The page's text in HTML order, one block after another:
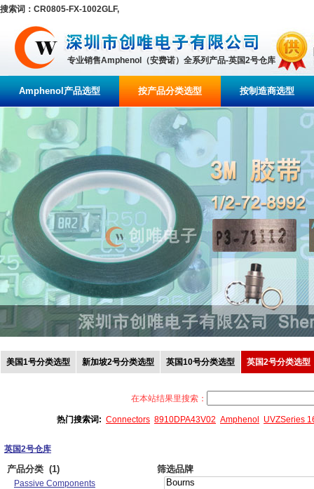
搜索词：CR0805-FX-1002GLF,
专业销售Amphenol（安费诺）全系列产品-英国2号仓库
Amphenol产品选型 按产品分类选型 按制造商选型
美国1号分类选型 新加坡2号分类选型 英国10号分类选型 英国2号分类选型
在本站结果里搜索：
热门搜索词: Connectors 8910DPA43V02 Amphenol UVZSeries
英国2号仓库
产品分类 (1)
Passive Components
筛选品牌